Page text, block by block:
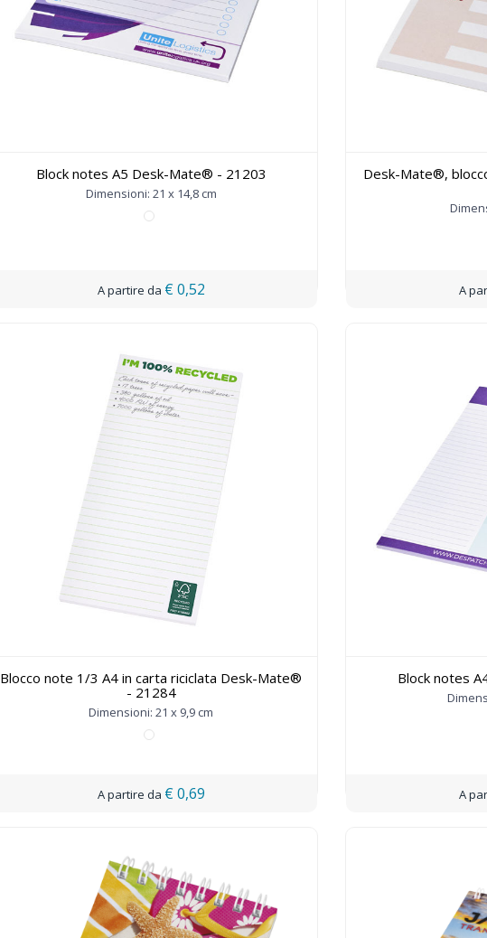
Block notes A5 Desk-Mate® - 21203
Dimensioni: 21 x 14,8 cm
€ 0,52
Desk-Mate®,
Blocco note 1/3 A4 in carta riciclata Desk-Mate®
- 21284
Dimensioni: 21 x 9,9 cm
€ 0,69
Block notes